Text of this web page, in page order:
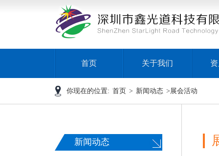
首页 关于我们
你现在的位置: 首页 > 新闻动态 >展会活动
新闻动态